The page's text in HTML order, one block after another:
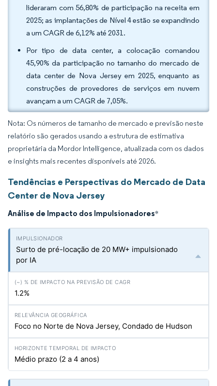
lideraram com 56,80% de participação na receita em
2025; as implantações de Nível 4 estão se expandindo
a um CAGR de 6,12% até 2031.
Por tipo de data center, a colocação comandou
45,90% da participação no tamanho do mercado de
data center de Nova Jersey em 2025, enquanto as
construções de provedores de serviços em nuvem
avançam a um CAGR de 7,05%.
Nota: Os números de tamanho de mercado e previsão neste
relatório são gerados usando a estrutura de estimativa
proprietária da Mordor Intelligence, atualizada com os dados
e insights mais recentes disponíveis até 2026.
Tendências e Perspectivas do Mercado de Data
Center de Nova Jersey
Análise de Impacto dos Impulsionadores*
Surto de pré-locação de 20 MW+ impulsionado
por IA
1.2%
Foco no Norte de Nova Jersey, Condado de Hudson
Médio prazo (2 a 4 anos)